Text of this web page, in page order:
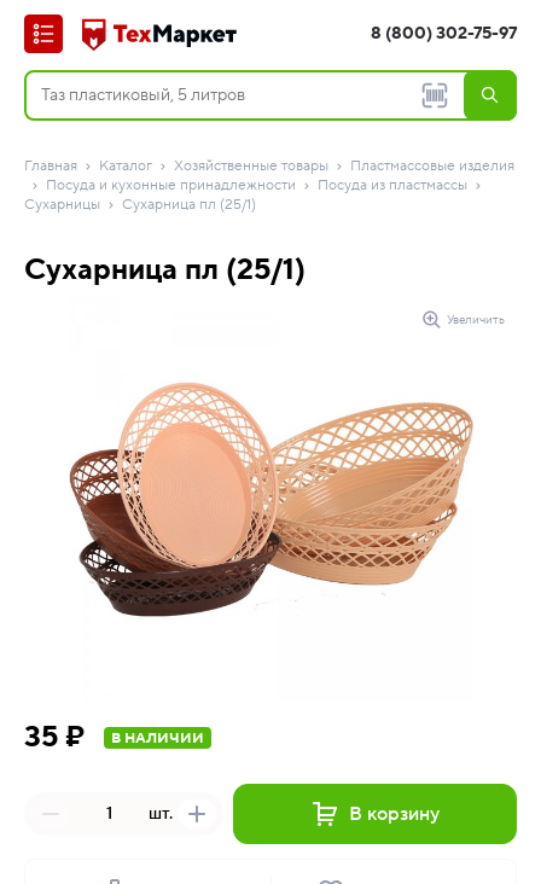
8 (800) 302-75-97
Главная Каталог Хозяйственные товары
Пластмассовые изделия
Посуда и кухонные принадлежности
Посуда из пластмассы
Сухарницы
Сухарница пл (25/1)
Сухарница пл (25/1)
Увеличить
35 ₽ В НАЛИЧИИ
шт. В корзину